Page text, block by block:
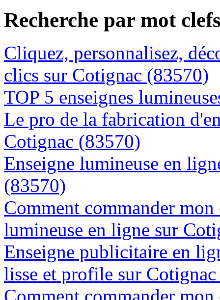
Recherche par mot
Cliquez, personnalisez,
clics sur Cotignac (83570)
TOP 5 enseignes
Le pro de la fabrication
Cotignac (83570)
Enseigne lumineuse en
(83570)
Comment commander
lumineuse en ligne sur
Enseigne publicitaire en
lisse et profile sur
Comment commander